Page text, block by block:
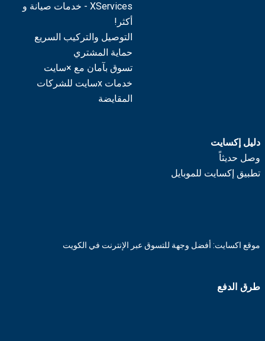
XServices - خدمات صيانة و
أكثر!
التوصيل والتركيب السريع
حماية المشتري
تسوق بآمان مع ×سايت
خدمات xسايت للشركات
المقايضة
دليل إكسايت
وصل حديثاً
تطبيق إكسايت للموبايل
موقع اكسايت: أفضل وجهة للتسوق عبر الإنترنت في الكويت
طرق الدفع